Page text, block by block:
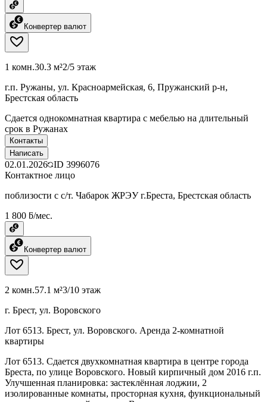
Конвертер валют
1 комн.30.3 м²2/5 этаж
г.п. Ружаны, ул. Красноармейская, 6, Пружанский р-н,
Брестская область
Сдается однокомнатная квартира с мебелью на длительный
срок в Ружанах
Контакты
Написать
02.01.2026 ID 3996076
Контактное лицо
поблизости с с/т. Чабарок ЖРЭУ г.Бреста, Брестская область
1 800 ƃ/мес.
Конвертер валют
2 комн.57.1 м²3/10 этаж
г. Брест, ул. Воровского
Лот 6513. Брест, ул. Воровского. Аренда 2-комнатной
квартиры
Лот 6513. Сдается двухкомнатная квартира в центре города
Бреста, по улице Воровского. Новый кирпичный дом 2016 г.п.
Улучшенная планировка: застеклённая лоджии, 2
изолированные комнаты, просторная кухня, функциональный